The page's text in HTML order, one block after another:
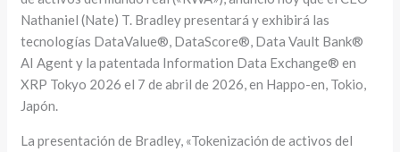
Nathaniel (Nate) T. Bradley presentará y exhibirá las
tecnologías DataValue®, DataScore®, Data Vault Bank®
AI Agent y la patentada Information Data Exchange® en
XRP Tokyo 2026 el 7 de abril de 2026, en Happo-en, Tokio,
Japón.
La presentación de Bradley, «Tokenización de activos del